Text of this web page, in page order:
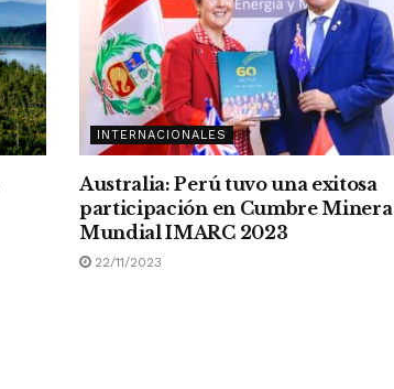
INTERNACIONALES
Australia: Perú tuvo una exitosa
participación en Cumbre Minera
Mundial IMARC 2023
22/11/2023